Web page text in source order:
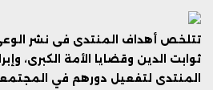
تتلخص أهداف المنتدى فى نشر
ثوابت الدين وقضايا الأمة الكبرى،
المنتدى لتفعيل دورهم في